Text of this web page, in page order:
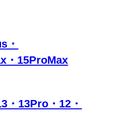
・
・15ProMax
13Pro・12・